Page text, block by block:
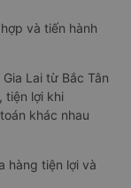
và tiến hành
Lai từ Bắc Tân
tiện lợi khi
khác nhau
hàng tiện lợi và